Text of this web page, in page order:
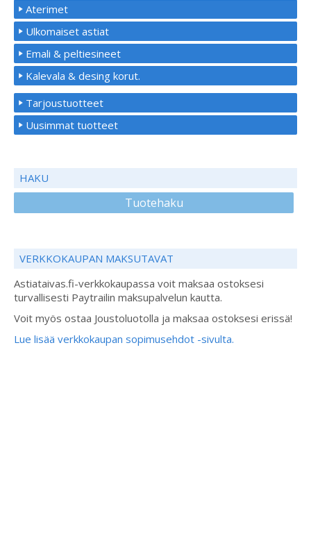
Aterimet
Ulkomaiset astiat
Emali & peltiesineet
Kalevala & desing korut.
Tarjoustuotteet
Uusimmat tuotteet
HAKU
Tuotehaku
VERKKOKAUPAN MAKSUTAVAT
Astiataivas.fi-verkkokaupassa voit maksaa ostoksesi
turvallisesti Paytrailin maksupalvelun kautta.
Voit myös ostaa Joustoluotolla ja maksaa ostoksesi erissä!
Lue lisää verkkokaupan sopimusehdot -sivulta.